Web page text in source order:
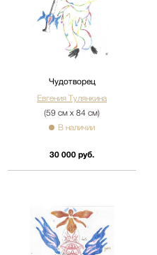
Чудотворец
Евгения Тулянкина
(59 см х 84 см)
В наличии
30 000 руб.